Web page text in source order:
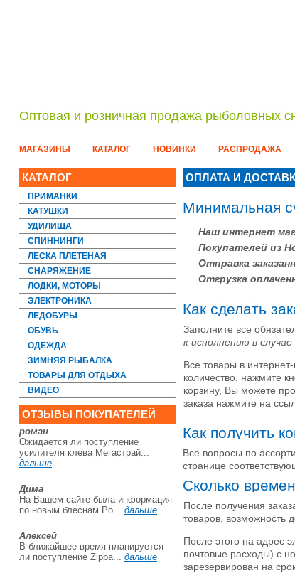
Оптовая и розничная продажа рыболовных
МАГАЗИНЫ КАТАЛОГ НОВИНКИ РАСПРОДАЖА
КАТАЛОГ
ПРИМАНКИ
КАТУШКИ
УДИЛИЩА
СПИННИНГИ
ЛЕСКА ПЛЕТЕНАЯ
СНАРЯЖЕНИЕ
ЛОДКИ, МОТОРЫ
ЭЛЕКТРОНИКА
ЛЕДОБУРЫ
ОБУВЬ
ОДЕЖДА
ЗИМНЯЯ РЫБАЛКА
ТОВАРЫ ДЛЯ ОТДЫХА
ВИДЕО
ОТЗЫВЫ ПОКУПАТЕЛЕЙ
роман
Ожидается ли поступление
усилителя клева Мегастрай...
дальше
Дима
На Вашем сайте была информация
по новым блеснам Po... дальше
Алексей
В ближайшее время планируется
ли поступление Zipba... дальше
ОПЛАТА И
Минимальная
Наш интернет
Покупателей из
Отправка
Отгрузка
Как сделать
Заполните все
к исполнению в
Все товары в
количество, нажмите
корзину, Вы можете
заказа нажмите на
Как получить
Все вопросы по
странице
Сколько
После получения
товаров, возможность
После этого на адрес
почтовые расходы) с
зарезервирован на